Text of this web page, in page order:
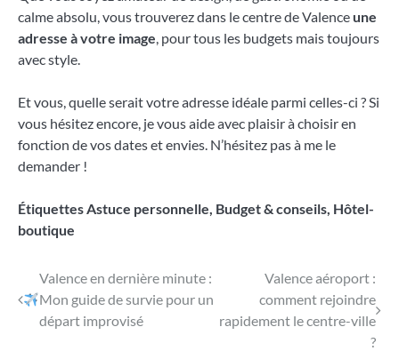
calme absolu, vous trouverez dans le centre de Valence une
adresse à votre image , pour tous les budgets mais toujours
avec style.
Et vous, quelle serait votre adresse idéale parmi celles-ci ? Si
vous hésitez encore, je vous aide avec plaisir à choisir en
fonction de vos dates et envies. N’hésitez pas à me le
demander !
ÉtiquettesAstuce personnelle, Budget & conseils, Hôtel-
boutique
Navigation
de
Valence en dernière minute :
Mon guide de survie pour un
départ improvisé
Valence aéroport :
comment rejoindre
rapidement le centre-ville
?